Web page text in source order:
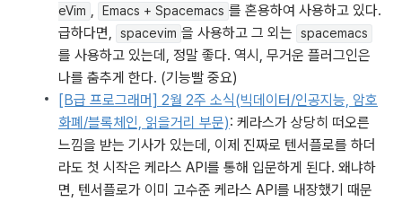
eVim
Emacs + Spacemacs 를 혼용하여 사용하고 있다.
급하다면,
spacevim 을 사용하고 그 외는 spacemacs
를 사용하고 있는데, 정말 좋다. 역시, 무거운 플러그인은
나를 춤추게 한다. (기능빨 중요)
[B급 프로그래머] 2월 2주 소식(빅데이터/인공지능, 암호
화폐/블록체인, 읽을거리 부문): 케라스가 상당히 떠오른
느낌을 받는 기사가 있는데, 이제 진짜로 텐서플로를 하더
라도 첫 시작은 케라스 API를 통해 입문하게 된다. 왜냐하
면, 텐서플로가 이미 고수준 케라스 API를 내장했기 때문